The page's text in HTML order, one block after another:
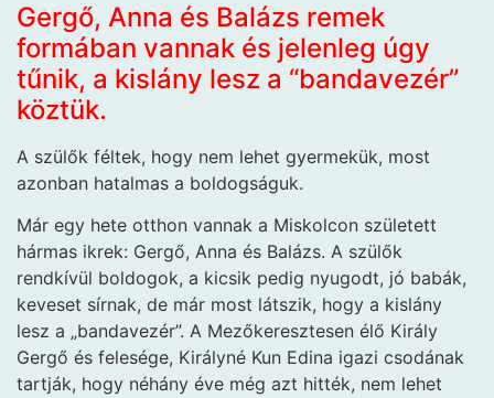
Gergő, Anna és Balázs remek
formában vannak és jelenleg úgy
tűnik, a kislány lesz a “bandavezér”
köztük.
A szülők féltek, hogy nem lehet gyermekük, most
azonban hatalmas a boldogságuk.
Már egy hete otthon vannak a Miskolcon született
hármas ikrek: Gergő, Anna és Balázs. A szülők
rendkívül boldogok, a kicsik pedig nyugodt, jó babák,
keveset sírnak, de már most látszik, hogy a kislány
lesz a „bandavezér”. A Mezőkeresztesen élő Király
Gergő és felesége, Királyné Kun Edina igazi csodának
tartják, hogy néhány éve még azt hitték, nem lehet